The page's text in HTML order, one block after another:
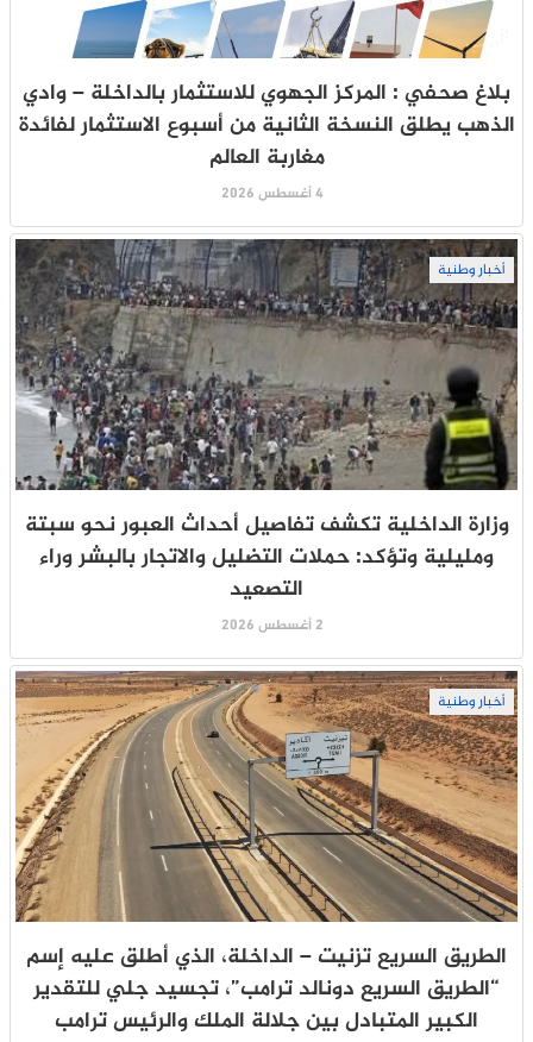
بلاغ صحفي : المركز الجهوي للاستثمار بالداخلة – وادي
الذهب يطلق النسخة الثانية من أسبوع الاستثمار لفائدة
مغاربة العالم
4 أغسطس 2026
أخبار وطنية
وزارة الداخلية تكشف تفاصيل أحداث العبور نحو سبتة
ومليلية وتؤكد: حملات التضليل والاتجار بالبشر وراء
التصعيد
2 أغسطس 2026
أخبار وطنية
الطريق السريع تزنيت – الداخلة، الذي أطلق عليه إسم
“الطريق السريع دونالد ترامب”، تجسيد جلي للتقدير
الكبير المتبادل بين جلالة الملك والرئيس ترامب